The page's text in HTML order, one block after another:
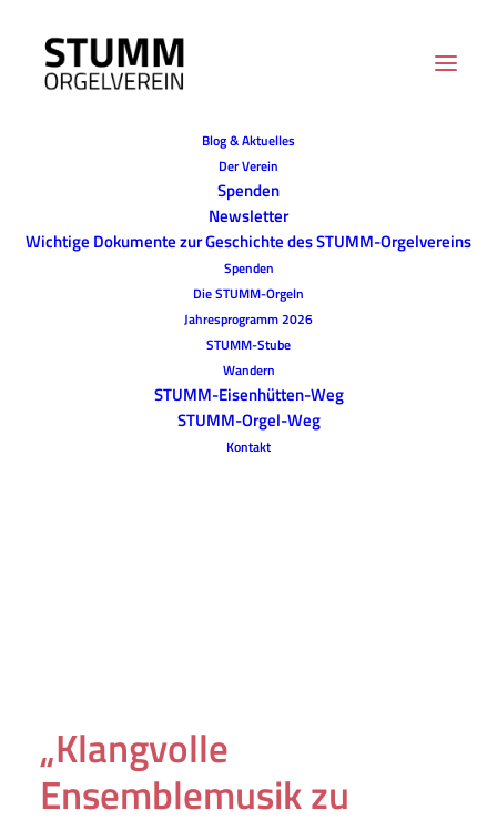
Blog & Aktuelles
Der Verein
Spenden
Newsletter
Wichtige Dokumente zur Geschichte des STUMM-Orgelvereins
Spenden
Die STUMM-Orgeln
Jahresprogramm 2026
STUMM-Stube
Wandern
STUMM-Eisenhütten-Weg
STUMM-Orgel-Weg
Kontakt
„Klangvolle
Ensemblemusik zu